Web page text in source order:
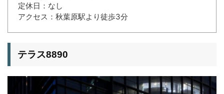
定休日：なし
アクセス：秋葉原駅より徒歩3分
テラス8890